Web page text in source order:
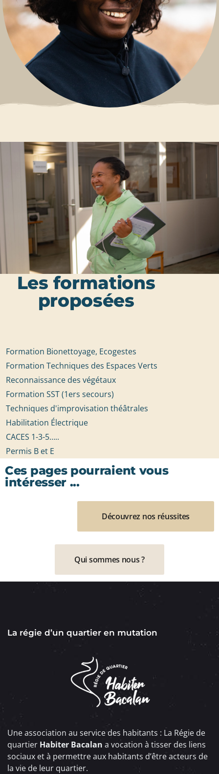
Les formations
proposées
Formation Bionettoyage, Ecogestes
Formation Techniques des Espaces Verts
Reconnaissance des végétaux
Formation SST (1ers secours)
Techniques d'improvisation théâtrales
Habilitation Électrique
CACES 1-3-5…..
Permis B et E
Ces pages pourraient vous
intéresser ...
Découvrez nos réussites
Qui sommes nous ?
La régie d’un quartier en mutation
Une association au service des habitants : La Régie de
quartier Habiter Bacalan a vocation à tisser des liens
sociaux et à permettre aux habitants d’être acteurs de
la vie de leur quartier.